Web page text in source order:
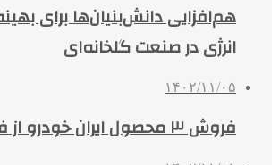
هم‌افزایی دانش‌بنیان‌ها برای
انرژی در صنعت گلخانه‌ای
۱۴۰۲/۱۱/۰۵
فروش ۳ محصول ایران خودرو از فردا